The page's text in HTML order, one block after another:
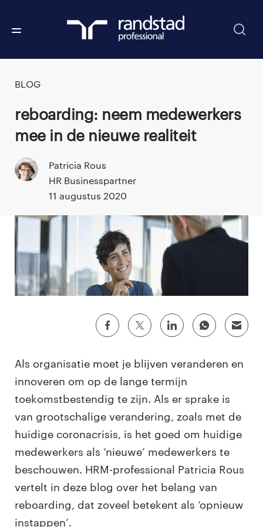
BLOG
Reboarding: neem medewerkers
mee in de nieuwe realiteit
Patricia Rous
HR Businesspartner
11 augustus 2020
Als organisatie moet je blijven veranderen en
innoveren om op de lange termijn
toekomstbestendig te zijn. Als er sprake is
van grootschalige verandering, zoals met de
huidige coronacrisis, is het goed om huidige
medewerkers als ‘nieuwe’ medewerkers te
beschouwen. HRM-professional Patricia Rous
vertelt in deze blog over het belang van
reboarding, dat zoveel betekent als ‘opnieuw
instappen’.